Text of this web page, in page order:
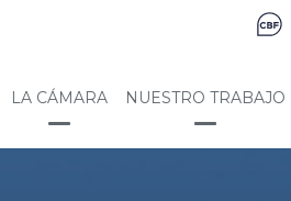
LA CÁMARA NUESTRO TRABAJO